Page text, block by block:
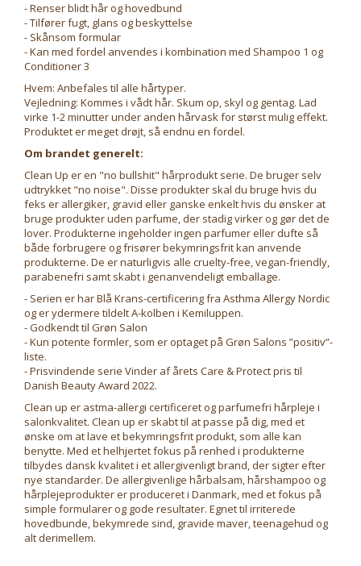
- Renser blidt hår og hovedbund
- Tilfører fugt, glans og beskyttelse
- Skånsom formular
- Kan med fordel anvendes i kombination med Shampoo 1 og
Conditioner 3
Hvem: Anbefales til alle hårtyper.
Vejledning: Kommes i vådt hår. Skum op, skyl og gentag. Lad
virke 1-2 minutter under anden hårvask for størst mulig effekt.
Produktet er meget drøjt, så endnu en fordel.
Om brandet generelt:
Clean Up er en "no bullshit" hårprodukt serie. De bruger selv
udtrykket "no noise". Disse produkter skal du bruge hvis du
feks er allergiker, gravid eller ganske enkelt hvis du ønsker at
bruge produkter uden parfume, der stadig virker og gør det de
lover. Produkterne ingeholder ingen parfumer eller dufte så
både forbrugere og frisører bekymringsfrit kan anvende
produkterne. De er naturligvis alle cruelty-free, vegan-friendly,
parabenefri samt skabt i genanvendeligt emballage.
- Serien er har Blå Krans-certificering fra Asthma Allergy Nordic
og er ydermere tildelt A-kolben i Kemiluppen.
- Godkendt til Grøn Salon
- Kun potente formler, som er optaget på Grøn Salons ”positiv”-
liste.
- Prisvindende serie Vinder af årets Care & Protect pris til
Danish Beauty Award 2022.
Clean up er astma-allergi certificeret og parfumefri hårpleje i
salonkvalitet. Clean up er skabt til at passe på dig, med et
ønske om at lave et bekymringsfrit produkt, som alle kan
benytte. Med et helhjertet fokus på renhed i produkterne
tilbydes dansk kvalitet i et allergivenligt brand, der sigter efter
nye standarder. De allergivenlige hårbalsam, hårshampoo og
hårplejeprodukter er produceret i Danmark, med et fokus på
simple formularer og gode resultater. Egnet til irriterede
hovedbunde, bekymrede sind, gravide maver, teenagehud og
alt derimellem.